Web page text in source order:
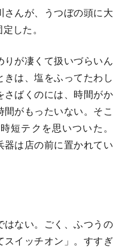
さんが、うつぼの頭に大
した。
りが凄くて扱いづらいん
は、塩をふってたわし
さばくのには、時間がか
がもったいない。そこ
短テクを思いついた。
器は店の前に置かれてい
ない。ごく、ふつうの
イッチオン」。すすぎ